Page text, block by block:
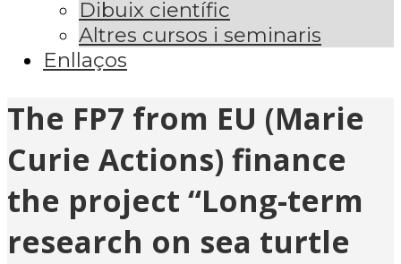
Dibuix científic
Altres cursos i seminaris
Enllaços
The FP7 from EU (Marie
Curie Actions) finance
the project “Long-term
research on sea turtle